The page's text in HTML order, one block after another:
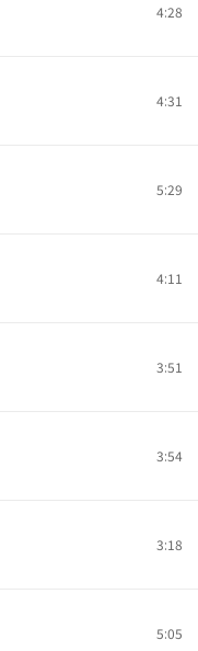
4:28
4:31
5:29
4:11
3:51
3:54
3:18
5:05